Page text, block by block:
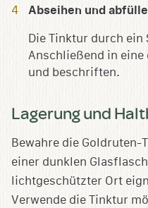
Abseihen und
Die Tinktur durch ein
Anschließend in
und beschriften.
Lagerung und
Bewahre die
einer dunklen
lichtgeschützter Ort
Verwende die Tinktur